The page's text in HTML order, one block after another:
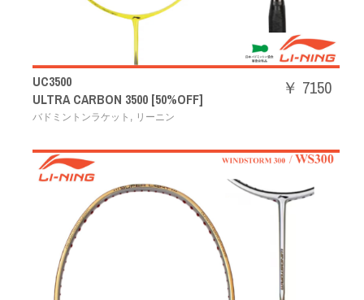
UC3500
ULTRA CARBON 3500 [50%OFF]
バドミントンラケット , リーニン
￥ 7150